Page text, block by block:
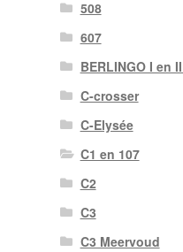
508
607
BERLINGO I en
C-crosser
C-Elysée
C1 en 107
C2
C3
C3 Meervoud